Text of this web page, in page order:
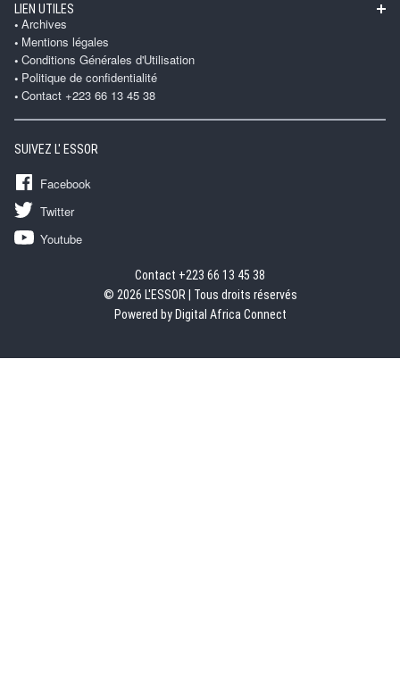
LIEN UTILES
Archives
Mentions légales
Conditions Générales d'Utilisation
Politique de confidentialité
Contact +223 66 13 45 38
SUIVEZ L' ESSOR
Facebook
Twitter
Youtube
Contact +223 66 13 45 38
© 2026 L'ESSOR | Tous droits réservés
Powered by Digital Africa Connect